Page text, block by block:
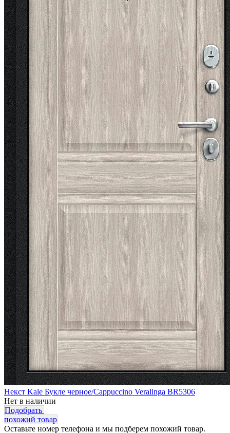
Некст Kale Букле черное/Cappuccino Veralinga BR5306
Нет в наличии
Подобрать
похожий товар
Оставьте номер телефона и мы подберем похожий товар.